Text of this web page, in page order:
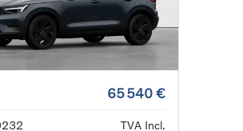
65 540 €
TVA Incl.